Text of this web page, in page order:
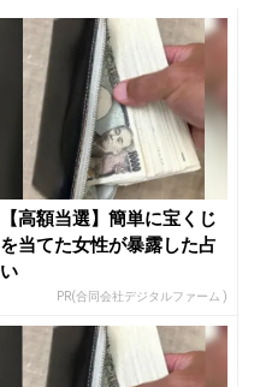
【高額当選】簡単に宝くじ
を当てた女性が暴露した占
い
PR(合同会社デジタルファーム )